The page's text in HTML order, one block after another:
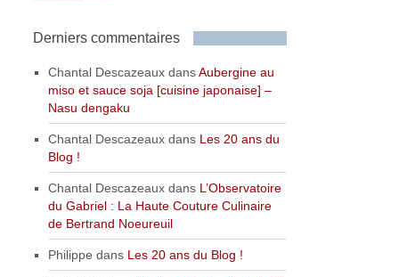
Derniers commentaires
Chantal Descazeaux dansAubergine au
miso et sauce soja [cuisine japonaise] –
Nasu dengaku
Chantal Descazeaux dans Les 20 ans du
Blog !
Chantal Descazeaux dans L’Observatoire
du Gabriel : La Haute Couture Culinaire
de Bertrand Noeureuil
Philippe dans Les 20 ans du Blog !